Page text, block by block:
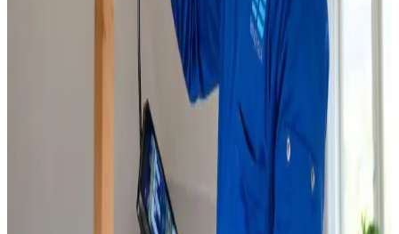
Service & vedligeholdelse
Løbende service, filterskift og reparation af alle
ventilationsmærker i Rønnede.